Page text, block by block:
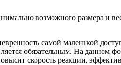
возможного размера и
самой маленькой
обязательным. На данном
скорость реакции,